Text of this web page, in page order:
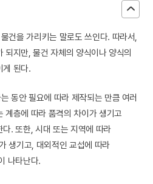
건을 가리키는 말로도 쓰인다. 따라서,
되지만, 물건 자체의 양식이나 양식의
게 된다.
동안 필요에 따라 제작되는 만큼 여러
계층에 따라 품격의 차이가 생기고
. 또한, 시대 또는 지역에 따라
생기고, 대외적인 교섭에 따라
나타난다.